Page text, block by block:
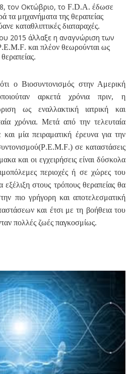
τον Οκτώβριο, το F.D.A. έδωσε
τα μηχανήματα της θεραπείας
καταθλιπτικές διαταραχές.
2015 άλλαξε η αναγνώριση των
.E.M.F. και πλέον θεωρούνται ως
ο Βιοσυντονισμός στην Αμερική
αρκετά χρόνια πριν, η
ως εναλλακτική ιατρική και
χρόνια. Μετά από την τελευταία
μία πειραματική έρευνα για την
P.E.M.F.) σε καταστάσεις
και οι εγχειρήσεις είναι δύσκολα
περιοχές ή σε χώρες του
εξέλιξη στους τρόπους θεραπείας θα
πιο γρήγορη και αποτελεσματική
και έτσι με τη βοήθεια του
πολλές ζωές παγκοσμίως.